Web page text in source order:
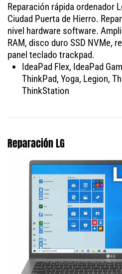
Reparación rápida ordenador
Ciudad Puerta de Hierro.
nivel hardware software.
RAM, disco duro SSD NVMe,
panel teclado trackpad.
IdeaPad Flex, IdeaPad
ThinkPad, Yoga, Legion,
ThinkStation
Reparación LG